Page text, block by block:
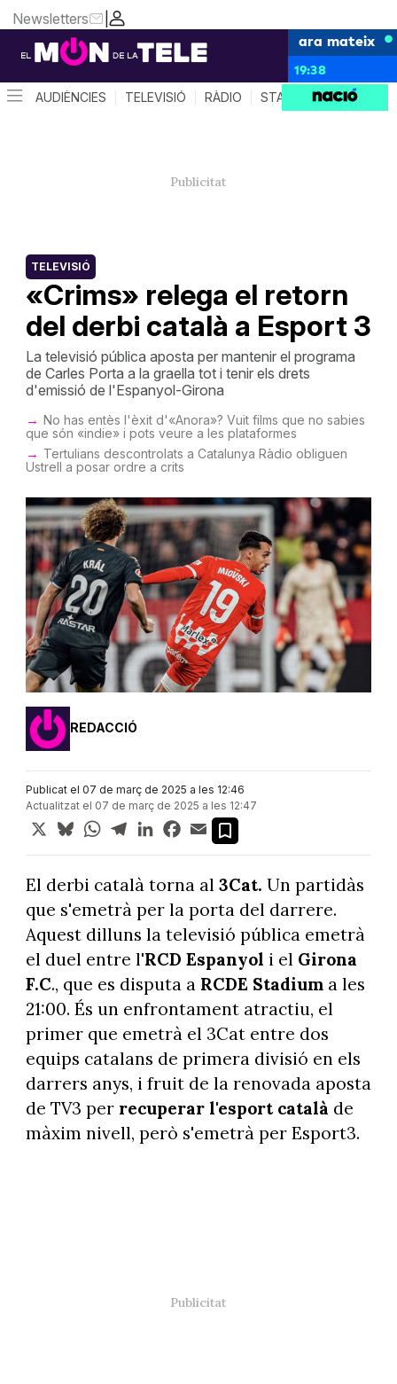
|
Newsletters
ara mateix
19:38
AUDIÈNCIES TELEVISIÓ RÀDIO STAR SYSTEM
«Crims» relega el retorn
del derbi català a Esport 3
TELEVISIÓ
La televisió pública aposta per mantenir el programa
de Carles Porta a la graella tot i tenir els drets
d'emissió de l'Espanyol-Girona
No has entès l'èxit d'«Anora»? Vuit films que no sabies
que són «indie» i pots veure a les plataformes
Tertulians descontrolats a Catalunya Ràdio obliguen
Ustrell a posar ordre a crits
REDACCIÓ
Publicat el 07 de març de 2025 a les 12:46
Actualitzat el 07 de març de 2025 a les 12:47
X BlueskyWhatsApp
TelegramLinkedInFacebook
Email
El derbi català torna al 3Cat. Un partidàs
que s'emetrà per la porta del darrere.
Aquest dilluns la televisió pública emetrà
el duel entre l'RCD Espanyol i el Girona
F.C., que es disputa a RCDE Stadiuma les
21:00. És un enfrontament atractiu, el
primer que emetrà el 3Cat entre dos
equips catalans de primera divisió en els
darrers anys, i fruit de la renovada aposta
de TV3 per recuperar l'esport català de
màxim nivell, però s'emetrà per Esport3.